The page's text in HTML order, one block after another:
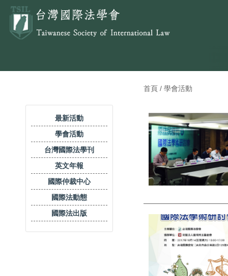
最新活動
學會活動
台灣國際法學刊
英文年報
國際仲裁中心
國際法動態
國際法出版
首頁 / 學會活動